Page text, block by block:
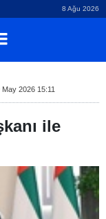
8 Ağu 2026
May 2026 15:11
ile